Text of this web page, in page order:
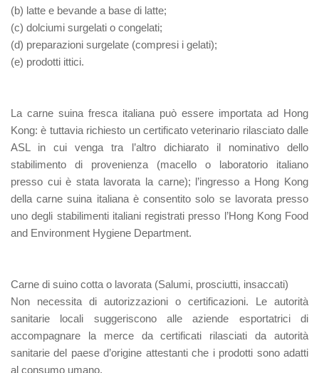
(b) latte e bevande a base di latte;
(c) dolciumi surgelati o congelati;
(d) preparazioni surgelate (compresi i gelati);
(e) prodotti ittici.
La carne suina fresca italiana può essere importata ad Hong
Kong: è tuttavia richiesto un certificato veterinario rilasciato dalle
ASL in cui venga tra l’altro dichiarato il nominativo dello
stabilimento di provenienza (macello o laboratorio italiano
presso cui è stata lavorata la carne); l’ingresso a Hong Kong
della carne suina italiana è consentito solo se lavorata presso
uno degli stabilimenti italiani registrati presso l’Hong Kong Food
and Environment Hygiene Department.
Carne di suino cotta o lavorata (Salumi, prosciutti, insaccati)
Non necessita di autorizzazioni o certificazioni. Le autorità
sanitarie locali suggeriscono alle aziende esportatrici di
accompagnare la merce da certificati rilasciati da autorità
sanitarie del paese d’origine attestanti che i prodotti sono adatti
al consumo umano.